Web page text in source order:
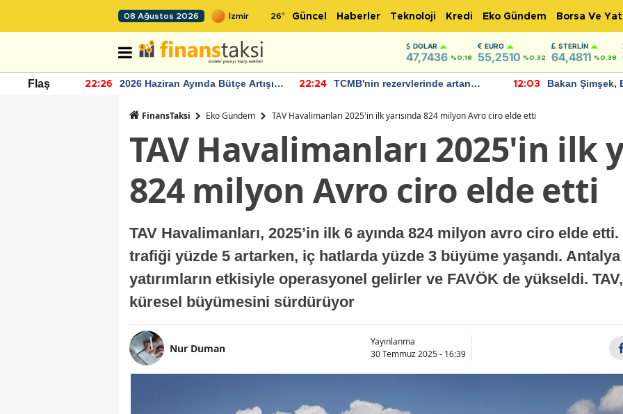
08 Ağustos 2026 26° Güncel Haberler Teknoloji Kredi Eko Gündem Borsa Ve
DOLAR
47,7436 %0.18
EURO
55,2510 %0.32
STERLIN
64,4811 %0.38
Flaş 22:26
2026 Haziran Ayında Bütçe Artışı
22:24
TCMB'nin rezervlerinde artan
12:03
Bakan Şimşek,
FinansTaksi Eko Gündem TAV Havalimanları 2025'in ilk yarısında 824 milyon Avro ciro elde etti
TAV Havalimanları 2025'in ilk
824 milyon Avro ciro elde etti
TAV Havalimanları, 2025’in ilk 6 ayında 824 milyon avro ciro elde
trafiği yüzde 5 artarken, iç hatlarda yüzde 3 büyüme yaşandı.
yatırımların etkisiyle operasyonel gelirler ve FAVÖK de yükseldi.
küresel büyümesini sürdürüyor
Nur Duman
Yayınlanma
30 Temmuz 2025 - 16:39